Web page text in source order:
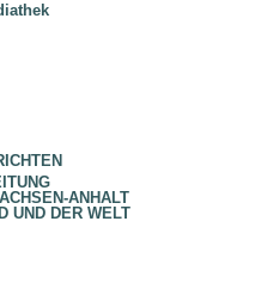
ANHALT
UND DER WELT